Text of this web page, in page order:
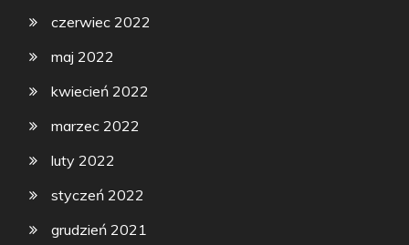
czerwiec 2022
maj 2022
kwiecień 2022
marzec 2022
luty 2022
styczeń 2022
grudzień 2021